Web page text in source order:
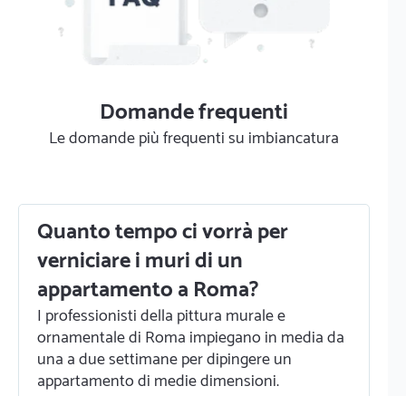
Domande frequenti
Le domande più frequenti su imbiancatura
Quanto tempo ci vorrà per
verniciare i muri di un
appartamento a Roma?
I professionisti della pittura murale e
ornamentale di Roma impiegano in media da
una a due settimane per dipingere un
appartamento di medie dimensioni.